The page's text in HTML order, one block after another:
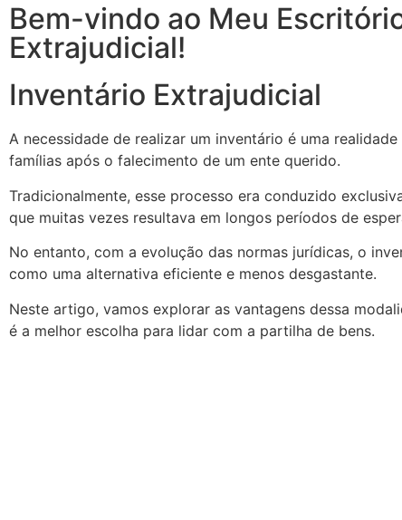
Bem-vindo ao Meu
Extrajudicial!
Inventário Extrajudicial
A necessidade de realizar um inventário é uma
famílias após o falecimento de um ente querido.
Tradicionalmente, esse processo era conduzido
que muitas vezes resultava em longos períodos de
No entanto, com a evolução das normas jurídicas, o
como uma alternativa eficiente e menos desgastante.
Neste artigo, vamos explorar as vantagens dessa
é a melhor escolha para lidar com a partilha de bens.